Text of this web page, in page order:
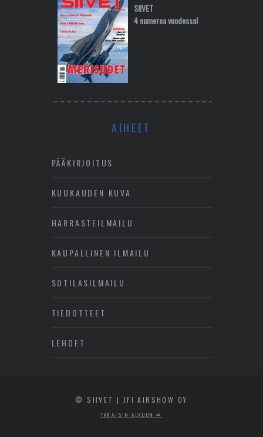
SIIVET
4 numeroa vuodessa!
AIHEET
PÄÄKIRJOITUS
KUUKAUDEN KUVA
HARRASTEILMAILU
KAUPALLINEN ILMAILU
SOTILASILMAILU
TIEDOTTEET
LEHDET
© SIIVET | JFI AIRSHOW OY
TAKAISIN ALKUUN